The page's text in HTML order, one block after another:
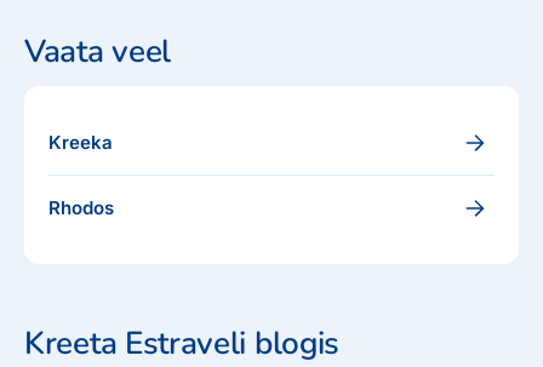
rannad , piirkonnas kasvatatakse oliive ja tsitrusvilju.
Vaata veel
Kreeka
Rhodos
Kreeta Estraveli blogis